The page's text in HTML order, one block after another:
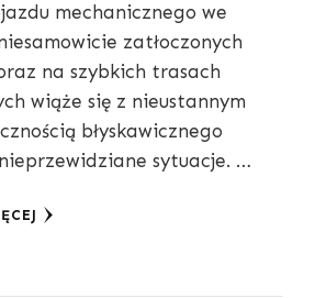
mechanicznego we
zatłoczonych
na szybkich trasach
wiąże się z nieustannym
błyskawicznego
sytuacje. …